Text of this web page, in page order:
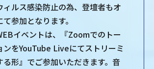
ィルス感染防⽌の為、登壇者もオ
参加となります。
イベントは、『Zoomでのトー
ンをYouTube Liveにてストリーミ
る形』でご参加いただきます。⾳